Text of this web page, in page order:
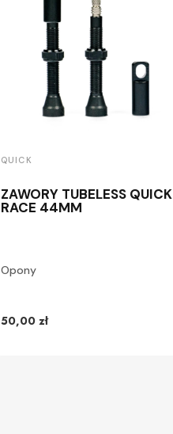
QUICK
ZAWORY TUBELESS QUICK
RACE 44MM
Opony
50,00 zł